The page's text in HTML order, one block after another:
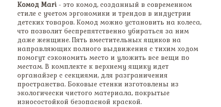
Комод Mari - это комод, созданный в современном
стиле с учетом эргономики и трендов в индустрии
детских товаров. Комод можно установить на колеса,
что позволит беспрепятственно убираться за ним
даже женщине. Пять вместительных ящиков на
направляющих полного выдвижения с тихим ходом
помогут сэкономить место и уложить все вещи по
местам. В комплекте к верхнему ящику идет
органайзер с секциями, для разграничения
пространства. Боковые стенки изготовлены из
экологически чистого материала, покрытые
износостойкой безопасной краской.